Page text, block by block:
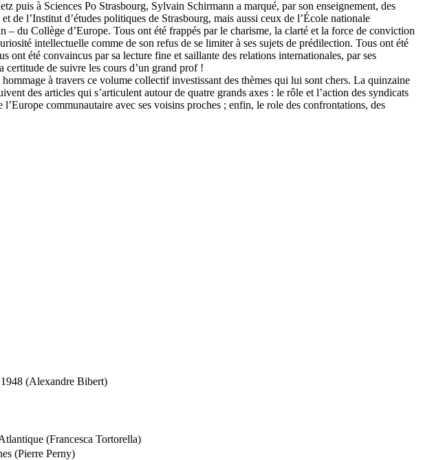
puis à Sciences Po Strasbourg, Sylvain Schirmann a marqué, par son enseignement, des
de l’Institut d’études politiques de Strasbourg, mais aussi ceux de l’École nationale
du Collège d’Europe. Tous ont été frappés par le charisme, la clarté et la force de conviction
intellectuelle comme de son refus de se limiter à ses sujets de prédilection. Tous ont été
ont été convaincus par sa lecture fine et saillante des relations internationales, par ses
certitude de suivre les cours d’un grand prof !
à travers ce volume collectif investissant des thèmes qui lui sont chers. La quinzaine
des articles qui s’articulent autour de quatre grands axes : le rôle et l’action des syndicats
communautaire avec ses voisins proches ; enfin, le role des confrontations, des
1948 (Alexandre Bibert)
(Francesca Tortorella)
(Pierre Perny)